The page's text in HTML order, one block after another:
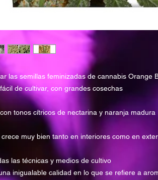
las semillas feminizadas de cannabis Orange
de cultivar, con grandes cosechas
tonos cítricos de nectarina y naranja madura
muy bien tanto en interiores como en
las técnicas y medios de cultivo
inigualable calidad en lo que se refiere a